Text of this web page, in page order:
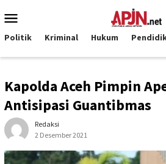
ke
kontenMobile
Politik Kriminal Hukum
Kapolda Aceh Pimpin
Antisipasi Guantibmas
Redaksi
2 Desember 2021